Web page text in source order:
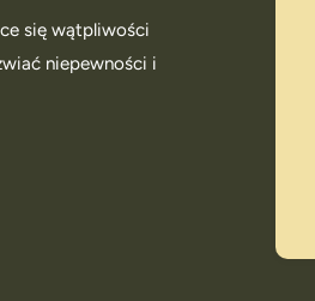
się wątpliwości
niepewności i